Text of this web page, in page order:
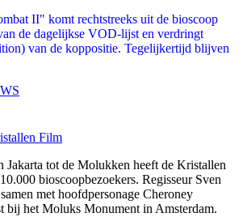
II" komt rechtstreeks uit de bioscoop
de dagelijkse VOD-lijst en verdringt
van de koppositie. Tegelijkertijd blijven
Film
Jakarta tot de Molukken heeft de Kristallen
bioscoopbezoekers. Regisseur Sven
met hoofdpersonage Cheroney
bij het Moluks Monument in Amsterdam.